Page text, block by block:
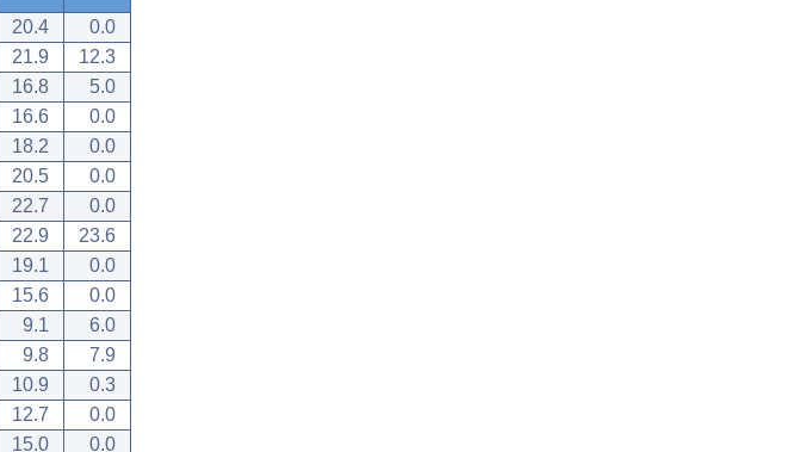
20.4
0.0
21.9
12.3
16.8
5.0
16.6
0.0
18.2
0.0
20.5
0.0
22.7
0.0
22.9
23.6
19.1
0.0
15.6
0.0
9.1
6.0
9.8
7.9
10.9
0.3
12.7
0.0
15.0 0.0